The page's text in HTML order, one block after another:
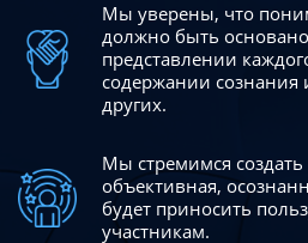
Мы уверены, что
должно быть
представлении
содержании сознания
других.
Мы стремимся
объективная,
будет приносить
участникам.